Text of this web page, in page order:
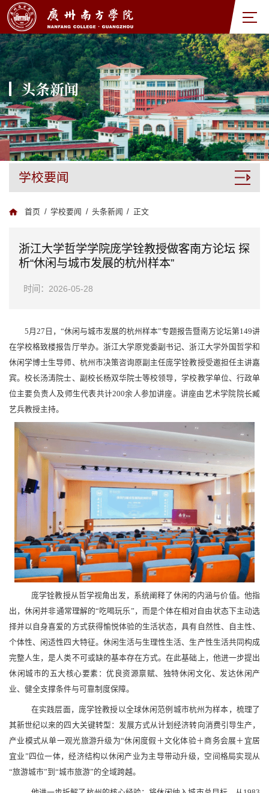
头条新闻
学校要闻
首页 / 学校要闻 / 头条新闻 / 正文
浙江大学哲学学院庞学铨教授做客南方论坛 探
析“休闲与城市发展的杭州样本”
时间：2026-05-28
5月27日，“休闲与城市发展的杭州样本”专题报告暨南方论坛第149讲
在学校格致楼报告厅举办。浙江大学原党委副书记、浙江大学外国哲学和
休闲学博士生导师、杭州市决策咨询原副主任庞学铨教授受邀担任主讲嘉
宾。校长汤涛院士、副校长杨双华院士等校领导，学校教学单位、行政单
位主要负责人及师生代表共计200余人参加讲座。讲座由艺术学院院长臧
艺兵教授主持。
庞学铨教授从哲学视角出发，系统阐释了休闲的内涵与价值。他指
出，休闲并非通常理解的“吃喝玩乐”，而是个体在相对自由状态下主动选
择并以自身喜爱的方式获得愉悦体验的生活状态，具有自然性、自主性、
个体性、闲适性四大特征。休闲生活与生理性生活、生产性生活共同构成
完整人生，是人类不可或缺的基本存在方式。在此基础上，他进一步提出
休闲城市的五大核心要素：优良资源禀赋、独特休闲文化、发达休闲产
业、健全支撑条件与可靠制度保障。
在实践层面，庞学铨教授以全球休闲范例城市杭州为样本，梳理了
其新世纪以来的四大关键转型：发展方式从计划经济转向消费引导生产，
产业模式从单一观光旅游升级为“休闲度假＋文化体验＋商务会展＋宜居
宜业”四位一体，经济结构以休闲产业为主导带动升级，空间格局实现从
“旅游城市”到“城市旅游”的全域跨越。